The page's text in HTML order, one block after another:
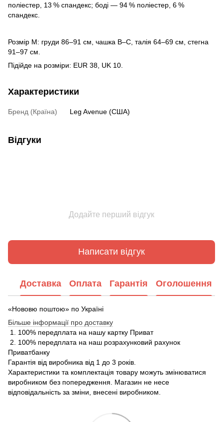
поліестер, 13 % спандекс; боді — 94 % поліестер, 6 %
спандекс.
Розмір M: груди 86–91 см, чашка В–С, талія 64–69 см, стегна
91–97 см.
Підійде на розміри: EUR 38, UK 10.
Характеристики
Бренд (Країна) Leg Avenue (США)
Відгуки
Додайте перший відгук
Написати відгук
Доставка Оплата Гарантія Оголошення
«Нововю поштою» по Україні
Більше інформації про доставку
1. 100% передплата на нашу картку Приват
2. 100% передплата на наш розрахунковий рахунок
Приватбанку
Гарантія від виробника від 1 до 3 років.
Характеристики та комплектація товару можуть змінюватися
виробником без попередження. Магазин не несе
відповідальність за зміни, внесені виробником.